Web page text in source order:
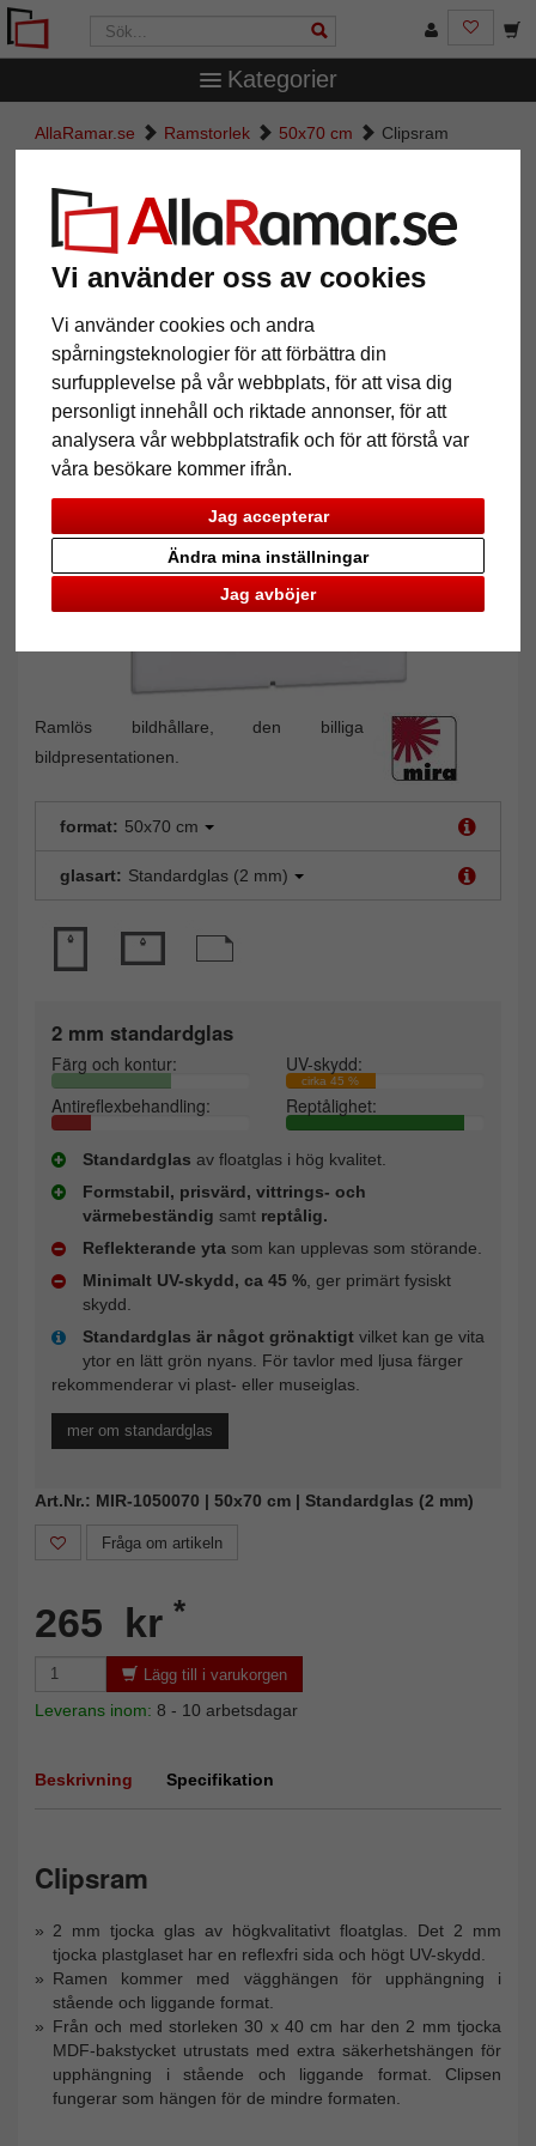
Vi använder oss av cookies
Vi använder cookies och andra
spårningsteknologier för att förbättra din
surfupplevelse på vår webbplats, för att visa dig
personligt innehåll och riktade annonser, för att
analysera vår webbplatstrafik och för att förstå var
våra besökare kommer ifrån.
Jag accepterar
Jag avböjer
Ändra mina inställningar
Kategorier
AllaRamar.se Ramstorlek 50x70 cm Clipsram
Clipsram
Ramlös bildhållare, den billiga
bildpresentationen.
format: 50x70 cm
glasart: Standardglas (2 mm)
2 mm standardglas
Färg och kontur: UV-skydd:
cirka 45 %
Antireflexbehandling: Reptålighet:
Standardglas av floatglas i hög kvalitet.
Formstabil, prisvärd, vittrings- och
värmebeständig samt reptålig.
Reflekterande yta som kan upplevas som störande.
Minimalt UV-skydd, ca 45 % , ger primärt fysiskt
skydd.
Standardglas är något grönaktigt vilket kan ge vita
ytor en lätt grön nyans. För tavlor med ljusa färger
rekommenderar vi plast- eller museiglas.
mer om standardglas
Art.Nr.: MIR-1050070 | 50x70 cm | Standardglas (2 mm)
Fråga om artikeln
265 kr *
Lägg till i varukorgen
Leverans inom: 8 - 10 arbetsdagar
Beskrivning Specifikation
Clipsram
2 mm tjocka glas av högkvalitativt floatglas. Det 2 mm
tjocka plastglaset har en reflexfri sida och högt UV-skydd.
Ramen kommer med vägghängen för upphängning i
stående och liggande format.
Från och med storleken 30 x 40 cm har den 2 mm tjocka
MDF-bakstycket utrustats med extra säkerhetshängen för
upphängning i stående och liggande format. Clipsen
fungerar som hängen för de mindre formaten.